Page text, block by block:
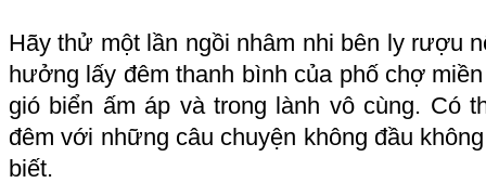
Hãy thử một lần ngồi nhâm nhi bên ly rượu
hưởng lấy đêm thanh bình của phố chợ
gió biển ấm áp và trong lành vô cùng. Có
đêm với những câu chuyện không đầu
biết.